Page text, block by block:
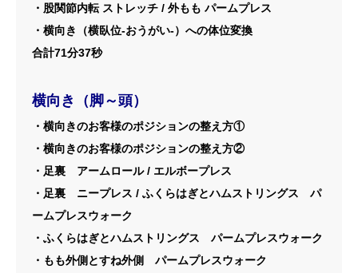
・股関節内転 ストレッチ / 外もも パームプレス
・横向き（横臥位-おうがい-）への体位変換
合計71分37秒
横向き（脚～頭）
・横向きのお客様のポジションの整え方①
・横向きのお客様のポジションの整え方②
・足裏 アームロール / エルボープレス
・足裏 ニープレス / ふくらはぎとハムストリングス パ
ームプレスウォーク
・ふくらはぎとハムストリングス パームプレスウォーク
・もも外側とすね外側 パームプレスウォーク